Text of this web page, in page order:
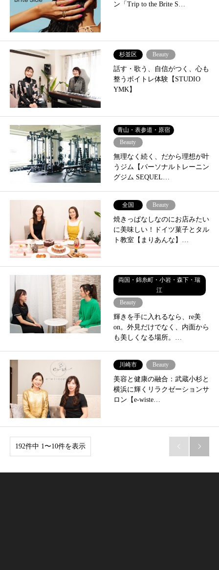
ン「Trip to the Brite S…
杉並区 Beauty
話す・歌う、自信がつく、心も
整うボイトレ体験【STUDIO
YMK】
青山・表参道・原宿
Beauty
無理なく続く、だから理想が叶
うジム【パーソナルトレーニン
グジム SEQUEL…
全国 Beauty
焼きっぱなしなのにお店みたい
に美味しい！ドイツ菓子とタル
ト教室【まりあんな】…
両国・錦糸町・小岩・森下・瑞
江
Beauty
輝きを手に入れるなら、re美
on。外見だけでなく、内面から
も美しくなる場所。…
川崎市 Beauty
美容と健康の融合：武蔵小杉と
横浜に輝くリラクゼーションサ
ロン【e-wiste…
192件中 1〜10件を表示  